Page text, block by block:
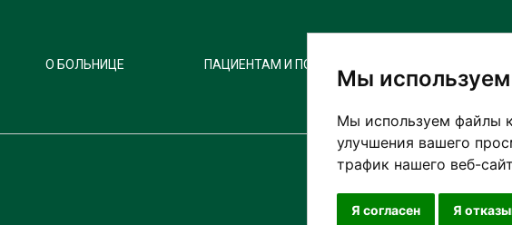
Мы используем
Мы используем файлы
улучшения вашего
трафик нашего веб-
Я согласен Я
О БОЛЬНИЦЕ ПАЦИЕНТАМ И ПОСЕТИТЕЛЯМ